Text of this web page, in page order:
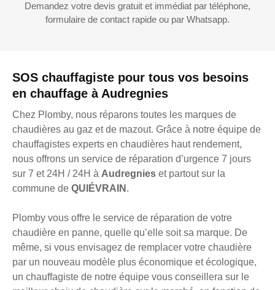
SOS chauffagiste pour tous vos besoins
en chauffage à Audregnies
Chez Plomby, nous réparons toutes les marques de
chaudières au gaz et de mazout. Grâce à notre équipe de
chauffagistes experts en chaudières haut rendement,
nous offrons un service de réparation d’urgence 7 jours
sur 7 et 24H / 24H à Audregnies et partout sur la
commune de QUIÉVRAIN .
Plomby vous offre le service de réparation de votre
chaudière en panne, quelle qu’elle soit sa marque. De
même, si vous envisagez de remplacer votre chaudière
par un nouveau modèle plus économique et écologique,
un chauffagiste de notre équipe vous conseillera sur le
Demandez votre devis gratuit et immédiat par téléphone,
formulaire de contact rapide ou par Whatsapp.